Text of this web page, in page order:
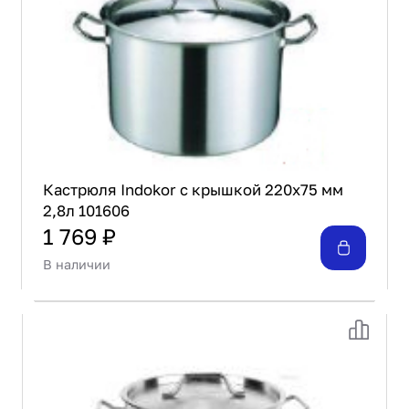
Кастрюля Indokor с крышкой 220х75 мм
2,8л 101606
1 769 ₽
В наличии